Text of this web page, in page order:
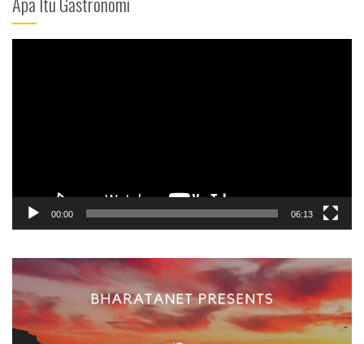
00:00 06:13